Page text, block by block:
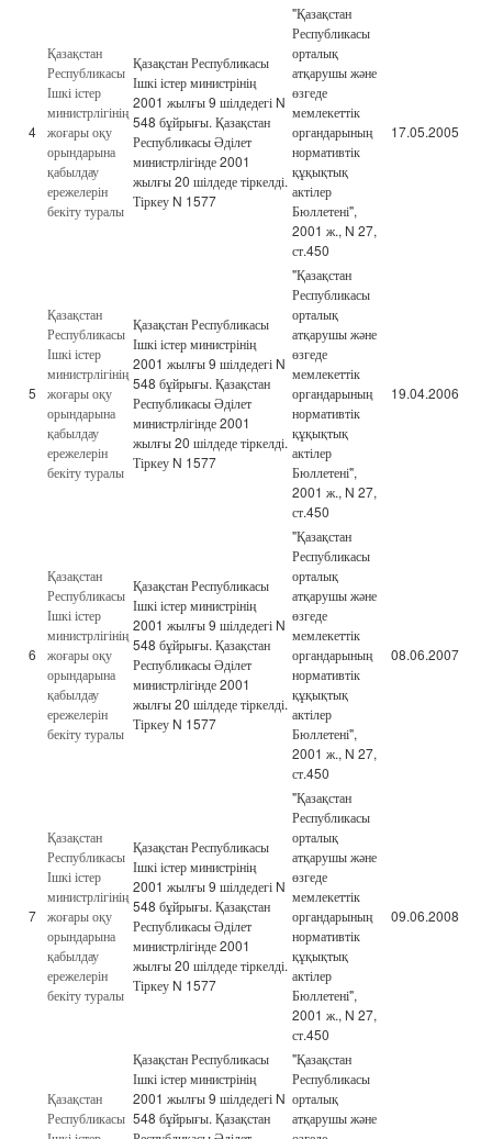
4
Қазақстан
Республикасы
Ішкі істер
министрлігінің
жоғары оқу
орындарына
қабылдау
ережелерін
бекіту туралы
Қазақстан Республикасы
Ішкі істер министрінің
2001 жылғы 9 шілдедегі N
548 бұйрығы. Қазақстан
Республикасы Әділет
министрлігінде 2001
жылғы 20 шілдеде тіркелді.
Тіркеу N 1577
"Қазақстан
Республикасы
орталық
атқарушы және
өзгеде
мемлекеттік
органдарының
нормативтік
құқықтық
актілер
Бюллетені",
2001 ж., N 27,
ст.450
17.05.2005
5
Қазақстан
Республикасы
Ішкі істер
министрлігінің
жоғары оқу
орындарына
қабылдау
ережелерін
бекіту туралы
Қазақстан Республикасы
Ішкі істер министрінің
2001 жылғы 9 шілдедегі N
548 бұйрығы. Қазақстан
Республикасы Әділет
министрлігінде 2001
жылғы 20 шілдеде тіркелді.
Тіркеу N 1577
"Қазақстан
Республикасы
орталық
атқарушы және
өзгеде
мемлекеттік
органдарының
нормативтік
құқықтық
актілер
Бюллетені",
2001 ж., N 27,
ст.450
19.04.2006
6
Қазақстан
Республикасы
Ішкі істер
министрлігінің
жоғары оқу
орындарына
қабылдау
ережелерін
бекіту туралы
Қазақстан Республикасы
Ішкі істер министрінің
2001 жылғы 9 шілдедегі N
548 бұйрығы. Қазақстан
Республикасы Әділет
министрлігінде 2001
жылғы 20 шілдеде тіркелді.
Тіркеу N 1577
"Қазақстан
Республикасы
орталық
атқарушы және
өзгеде
мемлекеттік
органдарының
нормативтік
құқықтық
актілер
Бюллетені",
2001 ж., N 27,
ст.450
08.06.2007
7
Қазақстан
Республикасы
Ішкі істер
министрлігінің
жоғары оқу
орындарына
қабылдау
ережелерін
бекіту туралы
Қазақстан Республикасы
Ішкі істер министрінің
2001 жылғы 9 шілдедегі N
548 бұйрығы. Қазақстан
Республикасы Әділет
министрлігінде 2001
жылғы 20 шілдеде тіркелді.
Тіркеу N 1577
"Қазақстан
Республикасы
орталық
атқарушы және
өзгеде
мемлекеттік
органдарының
нормативтік
құқықтық
актілер
Бюллетені",
2001 ж., N 27,
ст.450
09.06.2008
Қазақстан
Республикасы
Қазақстан Республикасы
Ішкі істер министрінің
2001 жылғы 9 шілдедегі N
548 бұйрығы. Қазақстан
"Қазақстан
Республикасы
орталық
атқарушы және